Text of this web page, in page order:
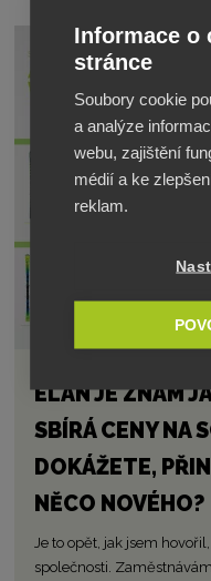
ELAN JE ZNÁM
SBÍRÁ CENY NA
DOKÁŽETE,
NĚCO NOVÉHO?
Je to opět, jak jsem
společnosti.
Informace o
stránce
Soubory cookie
a analýze
webu, zajištění
médií a ke
reklam.